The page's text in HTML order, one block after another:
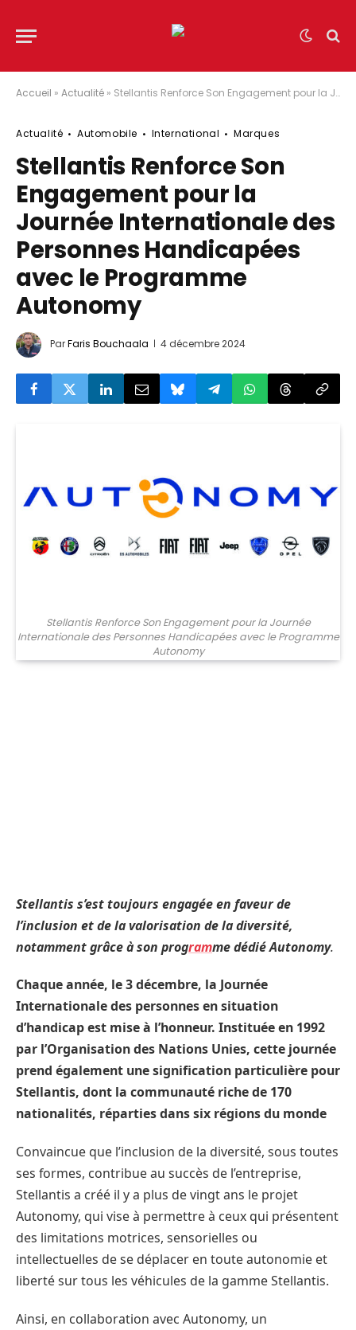
Accueil » Actualité » Stellantis Renforce Son Engagement pour la Journée Internationale des Personnes Handicapées avec le Programme Autonomy
Actualité Automobile International Marques
Stellantis Renforce Son
Engagement pour la
Journée Internationale des
Personnes Handicapées
avec le Programme
Autonomy
ParFaris Bouchaala 4 décembre 2024
Stellantis Renforce Son Engagement pour la Journée
Internationale des Personnes Handicapées avec le Programme
Autonomy
Stellantis s’est toujours engagée en faveur de
l’inclusion et de la valorisation de la diversité,
notamment grâce à son programme dédié Autonomy.
Chaque année, le 3 décembre, la Journée
Internationale des personnes en situation
d’handicap est mise à l’honneur. Instituée en 1992
par l’Organisation des Nations Unies, cette journée
prend également une signification particulière pour
Stellantis, dont la communauté riche de 170
nationalités, réparties dans six régions du monde
Convaincue que l’inclusion de la diversité, sous toutes
ses formes, contribue au succès de l’entreprise,
Stellantis a créé il y a plus de vingt ans le projet
Autonomy, qui vise à permettre à ceux qui présentent
des limitations motrices, sensorielles ou
intellectuelles de se déplacer en toute autonomie et
liberté sur tous les véhicules de la gamme Stellantis.
Ainsi, en collaboration avec Autonomy, un